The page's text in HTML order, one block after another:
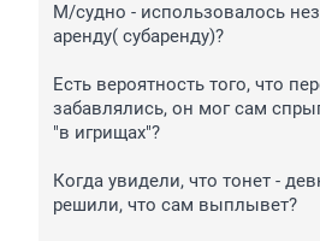
М/судно - использовалось
аренду( субаренду)?
Есть вероятность того, что
забавлялись, он мог сам
"в игрищах"?
Когда увидели, что тонет -
решили, что сам выплывет?